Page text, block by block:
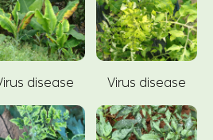
disease Virus disease